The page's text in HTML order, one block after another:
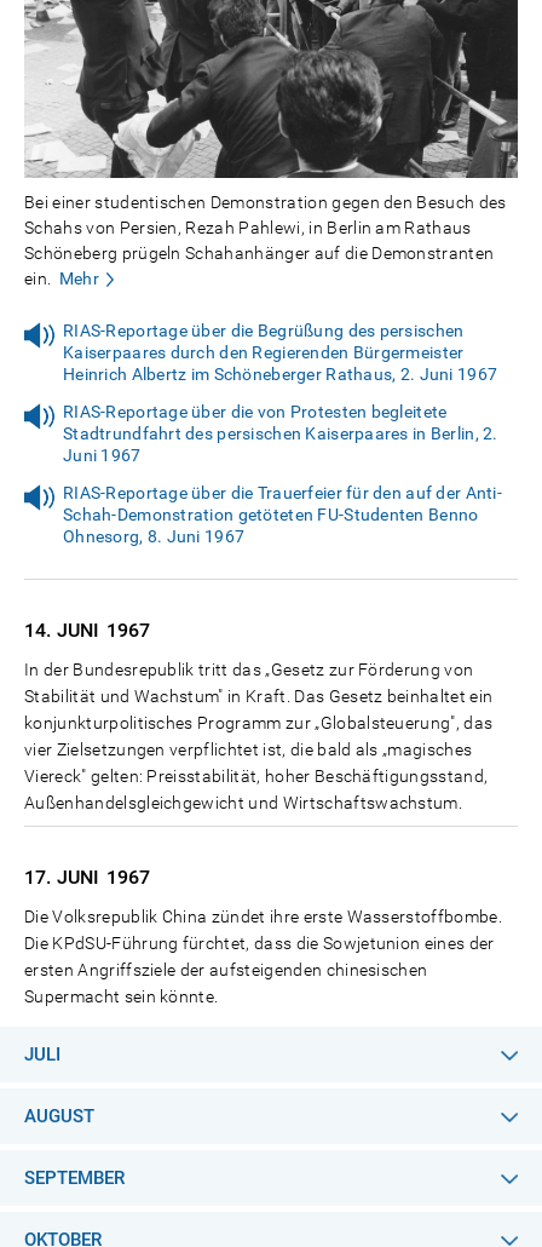
Bei einer studentischen Demonstration gegen den Besuch des
Schahs von Persien, Rezah Pahlewi, in Berlin am Rathaus
Schöneberg prügeln Schahanhänger auf die Demonstranten
ein.
Mehr
RIAS-Reportage über die Begrüßung des persischen
Kaiserpaares durch den Regierenden Bürgermeister
Heinrich Albertz im Schöneberger Rathaus, 2. Juni 1967
RIAS-Reportage über die von Protesten begleitete
Stadtrundfahrt des persischen Kaiserpaares in Berlin, 2.
Juni 1967
RIAS-Reportage über die Trauerfeier für den auf der Anti-
Schah-Demonstration getöteten FU-Studenten Benno
Ohnesorg, 8. Juni 1967
14. JUNI 1967
In der Bundesrepublik tritt das „Gesetz zur Förderung von
Stabilität und Wachstum" in Kraft. Das Gesetz beinhaltet ein
konjunkturpolitisches Programm zur „Globalsteuerung", das
vier Zielsetzungen verpflichtet ist, die bald als „magisches
Viereck" gelten: Preisstabilität, hoher Beschäftigungsstand,
Außenhandelsgleichgewicht und Wirtschaftswachstum.
17. JUNI 1967
Die Volksrepublik China zündet ihre erste Wasserstoffbombe.
Die KPdSU-Führung fürchtet, dass die Sowjetunion eines der
ersten Angriffsziele der aufsteigenden chinesischen
Supermacht sein könnte.
JULI
AUGUST
SEPTEMBER
OKTOBER